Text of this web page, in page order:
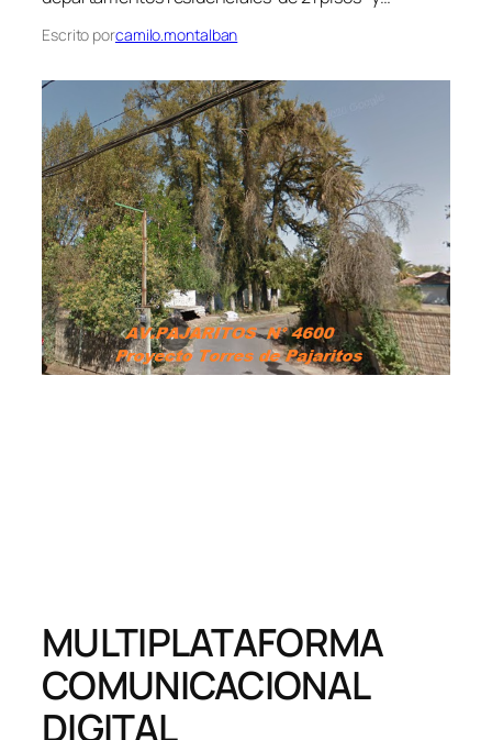
Escrito porcamilo.montalban
MULTIPLATAFORMA
COMUNICACIONAL
DIGITAL